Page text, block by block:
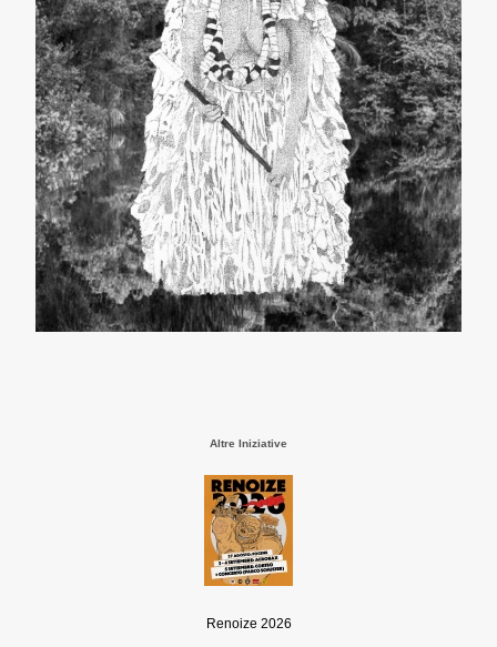
Altre Iniziative
Renoize 2026